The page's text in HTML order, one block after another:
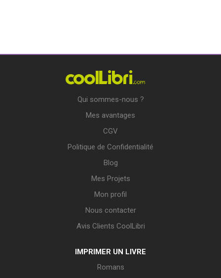
Qui sommes-nous ?
Mes avantages
CGV
Politique de Confidentialité
Blog
Mes Projets
Mon profil
Nous contacter
Avis Clients CoolLibri
IMPRIMER UN LIVRE
Romans